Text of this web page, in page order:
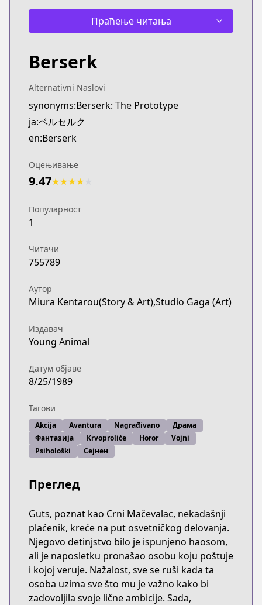
Праћење читања
Berserk
Alternativni Naslovi
synonyms:Berserk: The Prototype
ja:ベルセルク
en:Berserk
Оцењивање
9.47★★★★
Популарност
1
Читачи
755789
Аутор
Miura Kentarou(Story & Art),Studio Gaga (Art)
Издавач
Young Animal
Датум објаве
8/25/1989
Тагови
Akcija Avantura Nagrađivano
Драма
Фантазија
Krvoproliće Horor
Vojni
Psihološki
Сејнен
Преглед
Guts, poznat kao Crni Mačevalac, nekadašnji
plaćenik, kreće na put osvetničkog delovanja.
Njegovo detinjstvo bilo je ispunjeno haosom,
ali je naposletku pronašao osobu koju poštuje
i kojoj veruje. Nažalost, sve se ruši kada ta
osoba uzima sve što mu je važno kako bi
zadovoljila svoje lične ambicije. Sada,